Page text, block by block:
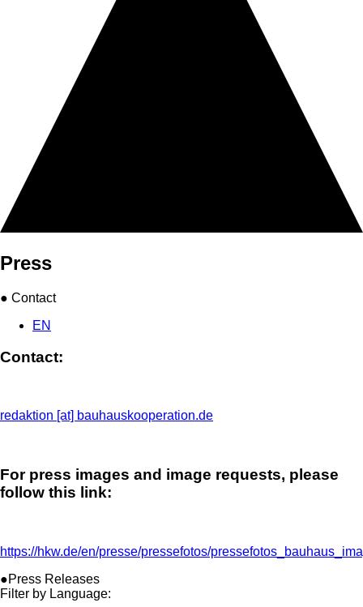
Press
● Contact
EN
Contact:
redaktion [​at​] bauhauskooperation.de
For press images and image requests, please
follow this link:
https://hkw.de/en/presse/pressefotos/
●Press Releases
Filter by Language: